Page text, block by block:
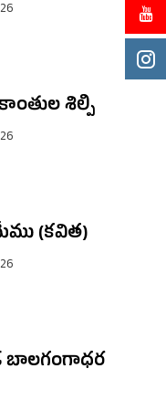
శిల్పి
(కవిత)
బాలగంగాధర